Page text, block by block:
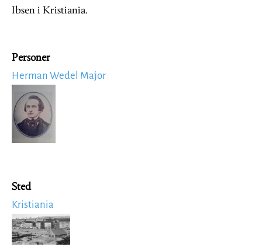
Ibsen i Kristiania.
Personer
Herman Wedel Major
Image
Sted
Kristiania
Image